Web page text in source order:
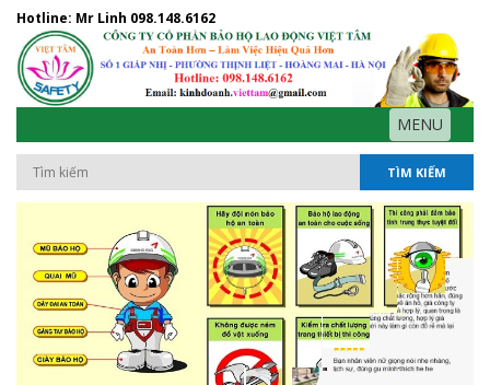
Hotline: Mr Linh 098.148.6162
MENU
TÌM KIẾM